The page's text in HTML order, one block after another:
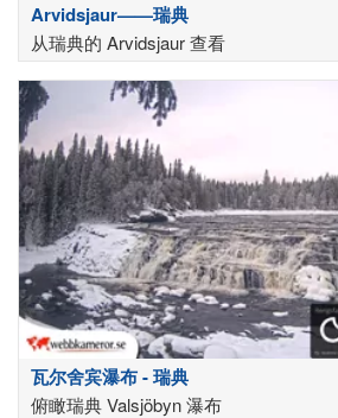
Arvidsjaur——瑞典
从瑞典的 Arvidsjaur 查看
瓦尔舍宾瀑布 - 瑞典
俯瞰瑞典 Valsjöbyn 瀑布